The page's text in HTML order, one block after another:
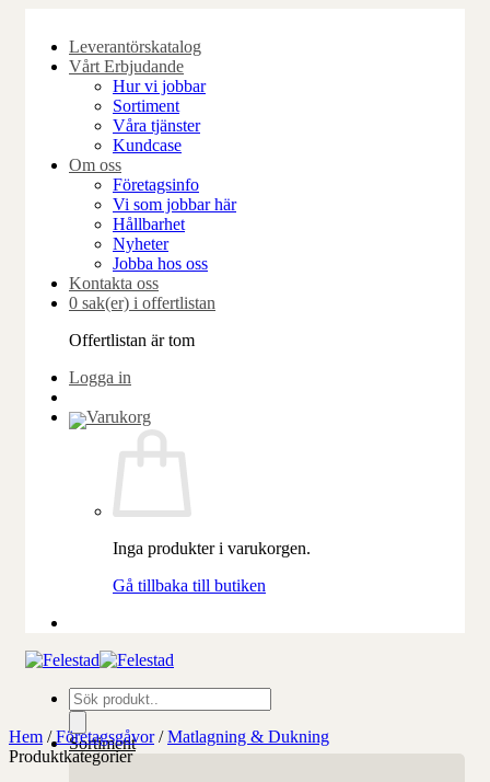
content
Leverantörskatalog
Vårt Erbjudande
Hur vi jobbar
Sortiment
Våra tjänster
Kundcase
Om oss
Företagsinfo
Vi som jobbar här
Hållbarhet
Nyheter
Jobba hos oss
Kontakta oss
0 sak(er) i offertlistan
Offertlistan är tom
Logga in
Inga produkter i varukorgen.
Gå tillbaka till butiken
Produktsökning
Sortiment
Hem / Företagsgåvor / Matlagning & Dukning
Produktkategorier